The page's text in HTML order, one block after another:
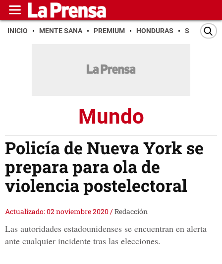
INICIO MENTE SANA PREMIUM HONDURAS SAN PEDRO
Mundo
Policía de Nueva York se
prepara para ola de
violencia postelectoral
Actualizado: 02 noviembre 2020/Redacción
Las autoridades estadounidenses se encuentran en alerta
ante cualquier incidente tras las elecciones.